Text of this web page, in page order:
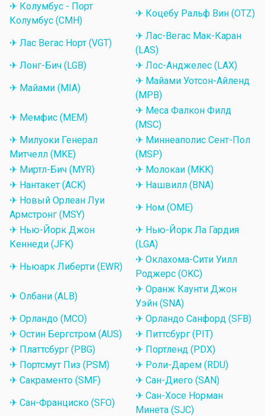
✈ Колумбус - Порт
Колумбус (CMH)
✈ Коцебу Ральф Вин (OTZ)
✈ Лас Вегас Норт (VGT)
✈ Лас-Вегас Мак-Каран
(LAS)
✈ Лонг-Бич (LGB)
✈ Лос-Анджелес (LAX)
✈ Майами (MIA)
✈ Майами Уотсон-Айленд
(MPB)
✈ Мемфис (MEM)
✈ Меса Фалкон Филд
(MSC)
✈ Милуоки Генерал
Митчелл (MKE)
✈ Миннеаполис Сент-Пол
(MSP)
✈ Миртл-Бич (MYR)
✈ Молокаи (MKK)
✈ Нантакет (ACK)
✈ Нашвилл (BNA)
✈ Новый Орлеан Луи
Армстронг (MSY)
✈ Ном (OME)
✈ Нью-Йорк Джон
Кеннеди (JFK)
✈ Нью-Йорк Ла Гардия
(LGA)
✈ Ньюарк Либерти (EWR)
✈ Оклахома-Сити Уилл
Роджерс (OKC)
✈ Олбани (ALB)
✈ Оранж Каунти Джон
Уэйн (SNA)
✈ Орландо (MCO)
✈ Орландо Санфорд (SFB)
✈ Остин Бергстром (AUS)
✈ Питтсбург (PIT)
✈ Платтсбург (PBG)
✈ Портленд (PDX)
✈ Портсмут Пиз (PSM)
✈ Роли-Дарем (RDU)
✈ Сакраменто (SMF)
✈ Сан-Диего (SAN)
✈ Сан-Франциско (SFO)
✈ Сан-Хосе Норман
Минета (SJC)